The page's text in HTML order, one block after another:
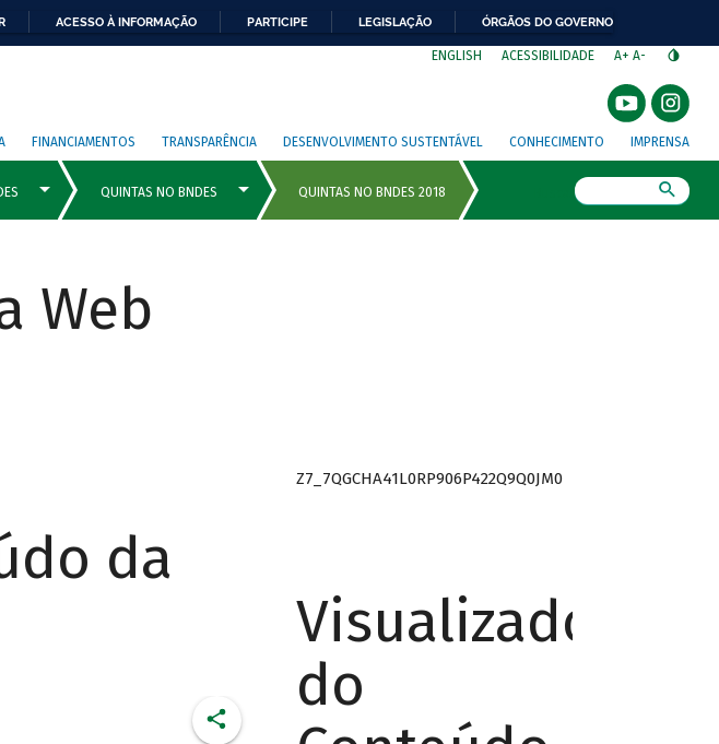
ACESSO À INFORMAÇÃO PARTICIPE LEGISLAÇÃO ÓRGÃOS DO GOVERNO
ENGLISH ACESSIBILIDADE A+ A-
FINANCIAMENTOS TRANSPARÊNCIA DESENVOLVIMENTO SUSTENTÁVEL CONHECIMENTO IMPRENSA
Web
da
Z7_7QGCHA41L0RP906P422Q9Q0JM0
Visualizador
do